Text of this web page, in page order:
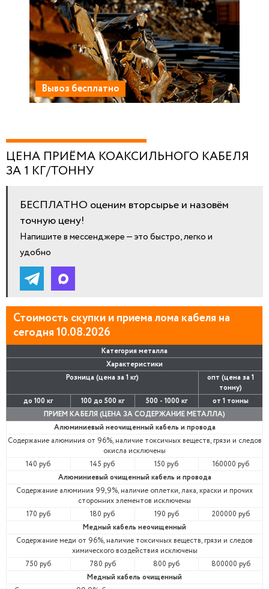
Вывоз бесплатно
ЦЕНА ПРИЁМА КОАКСИЛЬНОГО КАБЕЛЯ
ЗА 1 КГ/ТОННУ
БЕСПЛАТНО оценим вторсырье и назовём
точную цену!
Напишите в мессенджере — это быстро, легко и
удобно
Стоимость скупки и приема лома кабеля на
сегодня 10.08.2026
Категория металла
Характеристики
Розница (цена за 1 кг)
опт (цена за 1
тонну)
до 100 кг
100 до 500 кг 500 - 1000 кг
от 1 тонны
ПРИЕМ КАБЕЛЯ (ЦЕНА ЗА СОДЕРЖАНИЕ МЕТАЛЛА)
Алюминиевый неочищенный кабель и провода
Содержание алюминия от 96%, наличие токсичных веществ, грязи и следов
окисла исключены
140 руб
145 руб 150 руб
160000 руб
Алюминиевый очищенный кабель и провода
Содержание алюминия 99,9%, наличие оплетки, лака, краски и прочих
сторонних элементов исключены
170 руб
180 руб 190 руб
200000 руб
Медный кабель неочищенный
Содержание меди от 96%, наличие токсичных веществ, грязи и следов
химического воздействия исключены
750 руб
780 руб 800 руб
800000 руб
Медный кабель очищенный